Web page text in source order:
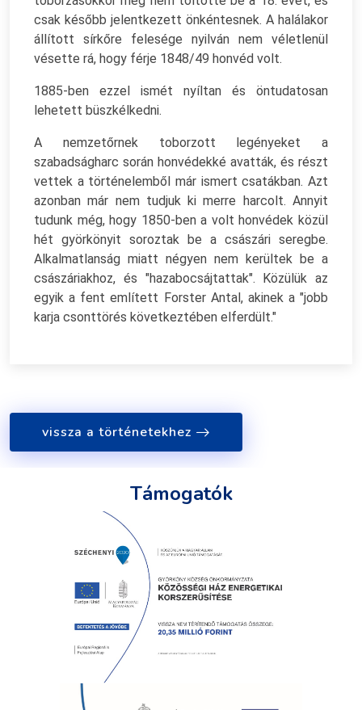
csak később jelentkezett önkéntesnek. A halálakor
állított sírkőre felesége nyilván nem véletlenül
vésette rá, hogy férje 1848/49 honvéd volt.
1885-ben ezzel ismét nyíltan és öntudatosan
lehetett büszkélkedni.
A nemzetőrnek toborzott legényeket a
szabadságharc során honvédekké avatták, és részt
vettek a történelemből már ismert csatákban. Azt
azonban már nem tudjuk ki merre harcolt. Annyit
tudunk még, hogy 1850-ben a volt honvédek közül
hét györkönyit soroztak be a császári seregbe.
Alkalmatlanság miatt négyen nem kerültek be a
császáriakhoz, és "hazabocsájtattak". Közülük az
egyik a fent említett Forster Antal, akinek a "jobb
karja csonttörés következtében elferdült."
vissza a történetekhez
Támogatók